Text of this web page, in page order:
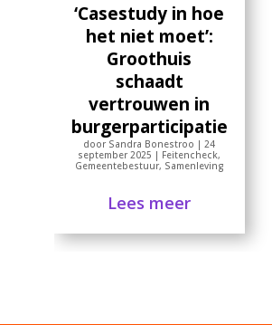
‘Casestudy in hoe
het niet moet’:
Groothuis
schaadt
vertrouwen in
burgerparticipatie
door Sandra Bonestroo | 24
september 2025 | Feitencheck,
Gemeentebestuur, Samenleving
Lees meer